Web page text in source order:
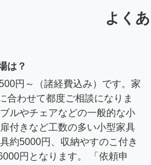
よく
は？
円～（諸経費込み）です。家
合わせて都度ご相談になりま
ルやチェアなどの一般的な小
付きなど工数の多い小型家具
約5000円、収納やすのこ付き
円となります。 「依頼申